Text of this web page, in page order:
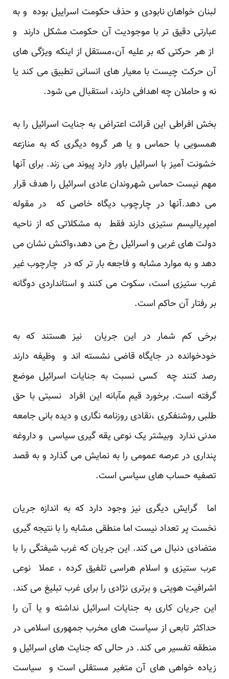
لبنان خواهان نابودی و حذف حکومت اسراییل بوده و به
عبارتی دقیق تر با موجودیت آن حکومت مشکل دارند و
از هر حرکتی که بر علیه آن،مستقل از اینکه ویژگی های
آن حرکت چیست با معیار های انسانی تطبیق می کند یا
نه و حاملان چه اهدافی دارند، استقبال می شود.
بخش افراطی این قرائت اعتراض به جنایت اسرائیل را به
همسویی با حماس و یا هر گروه دیگری که به منازعه
خشونت آمیز با اسرائیل باور دارد پیوند می زند. برای آنها
مهم نیست حماس شهروندان عادی اسرائیل را هدف قرار
می دهد.آنها در چارچوب دیگاه خاصی که در مقوله
امپریالیسم ستیزی دارند فقط به مشکلاتی که از ناحیه
دولت های غربی و اسرائیل رخ می دهد،واکنش نشان می
دهد و به موارد مشابه و فاجعه بار تر که در چارچوب غیر
غرب ستیزی است، سکوت می کنند و استانداردی دوگانه
بر رفتار آن حاکم است.
برخی کم شمار در این جریان نیز هستند که به
خودخوانده در جایگاه قاضی نشسته اند و وظیفه دارند
رصد کنند چه کسی نسبت به جنایات اسرائیل موضع
گرفته است. برخورد قیم مآبانه این افراد نسبتی با حق
طلبی روشنفکری ،نقادی روزنامه نگاری و دیده بانی جامعه
مدنی ندارد وبیشتر یک نوعی یقه گیری سیاسی و داروغه
پنداری در عرصه عمومی را به نمایش می گذارد و به قصد
تصفیه حساب های سیاسی است.
اما گرایش دیگری نیز وجود دارد که به اندازه جریان
نخست پر تعداد نیست اما منطقی مشابه را با نتیجه گیری
متضادی دنبال می کند. این جریان که غرب شیفتگی را با
عرب ستیزی و اسلام هراسی تلفیق کرده ، عملا نوعی
اشرافیت هویتی و برتری نژادی را برای غرب تبلیغ می کند.
این جریان کاری به جنایات اسرائیل نداشته و یا آن را
حداکثر تابعی از سیاست های مخرب جمهوری اسلامی در
منطقه تفسیر می کند. در حالی که جنایت های اسرائیل و
زیاده خواهی های آن متغیر مستقلی است و سیاست